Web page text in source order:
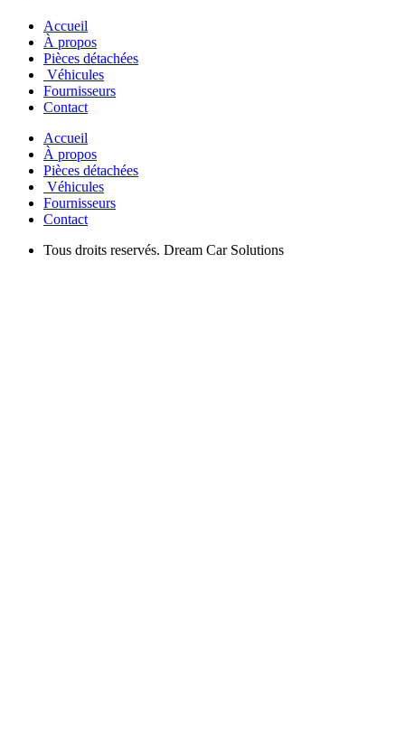
Accueil
À propos
Pièces détachées
Véhicules
Fournisseurs
Contact
Accueil
À propos
Pièces détachées
Véhicules
Fournisseurs
Contact
Tous droits reservés. Dream Car Solutions